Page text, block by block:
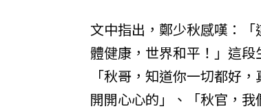
文中指出，鄭少秋感嘆：
體健康，世界和平！」這
「秋哥，知道你一切都好
開開心心的」、「秋官，我